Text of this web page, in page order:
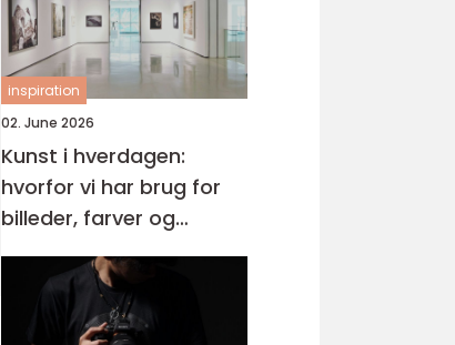
inspiration
02. June 2026
Kunst i hverdagen:
hvorfor vi har brug for
billeder, farver og
fortællinger